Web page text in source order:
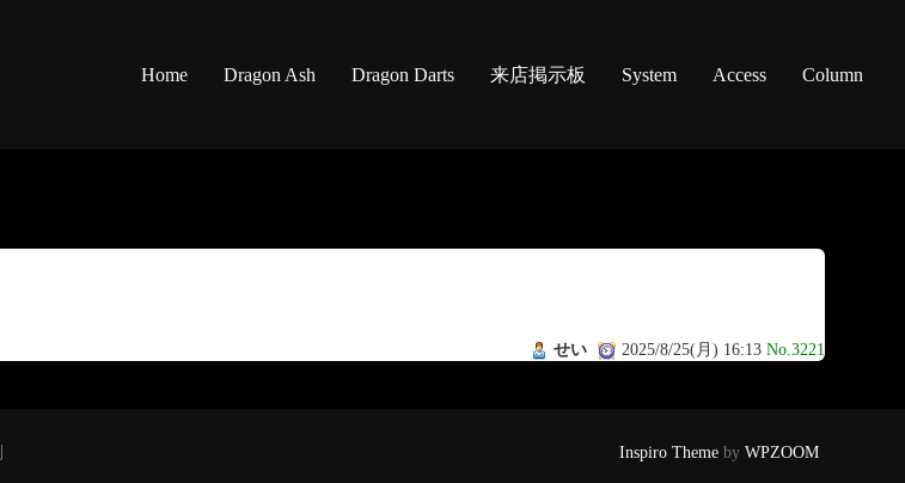
Home Dragon Ash Dragon Darts 来店掲示板 System Access Column
せい 2025/8/25(月) 16:13 No.3221
Inspiro Theme by WPZOOM